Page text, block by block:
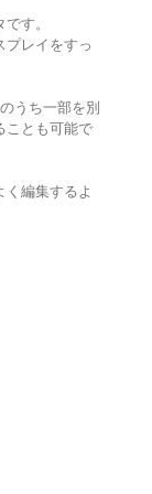
す。
プレイをすっ
うち一部を別
ことも可能で
編集するよ